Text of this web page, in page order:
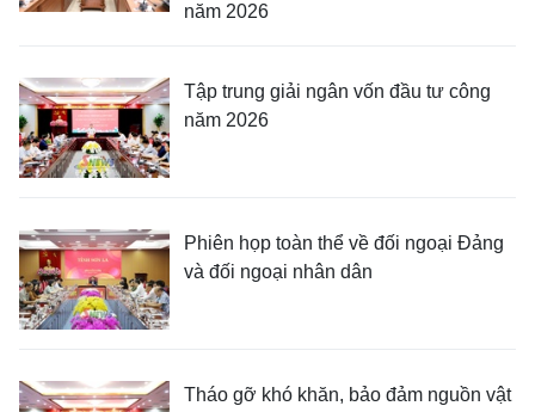
năm 2026
Tập trung giải ngân vốn đầu tư công
năm 2026
Phiên họp toàn thể về đối ngoại Đảng
và đối ngoại nhân dân
Tháo gỡ khó khăn, bảo đảm nguồn vật